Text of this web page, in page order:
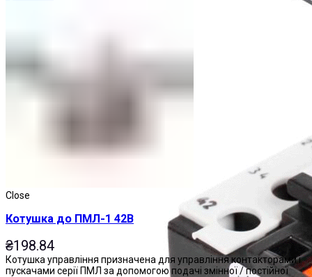
Close
Котушка до ПМЛ-1 42В
₴198.84
Котушка управління призначена для управління контакторами і
пускачами серії ПМЛ за допомогою подачі змінної / постійної